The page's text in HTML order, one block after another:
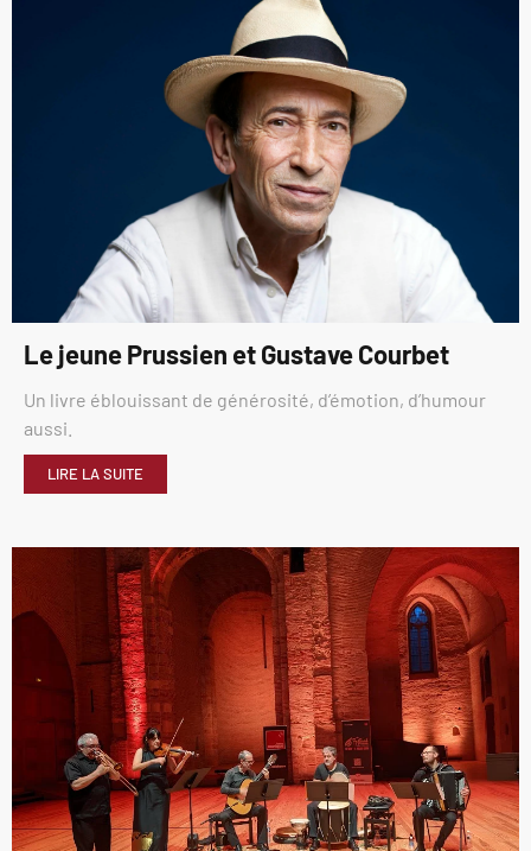
Le jeune Prussien et Gustave Courbet
Un livre éblouissant de générosité, d’émotion, d’humour
aussi.
LIRE LA SUITE